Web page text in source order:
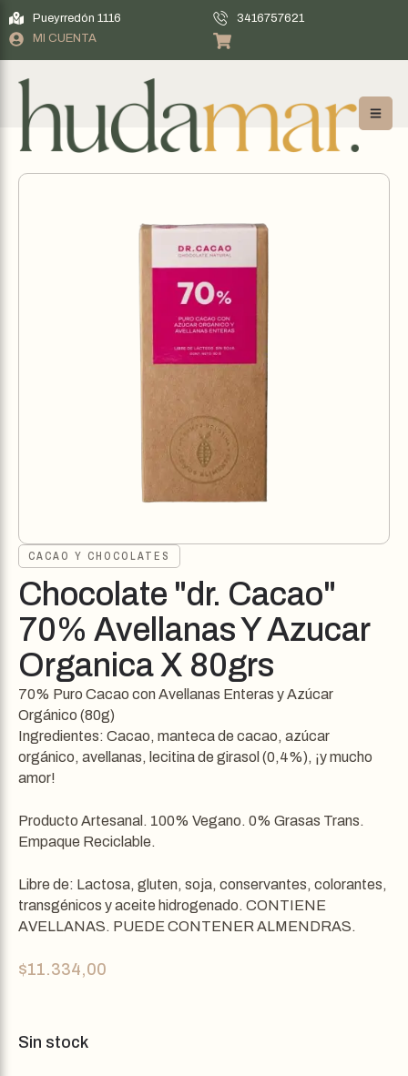
Pueyrredón 1116
3416757621
MI CUENTA
CACAO Y CHOCOLATES
Chocolate "dr. Cacao"
70% Avellanas Y Azucar
Organica X 80grs
70% Puro Cacao con Avellanas Enteras y Azúcar
Orgánico (80g)
Ingredientes: Cacao, manteca de cacao, azúcar
orgánico, avellanas, lecitina de girasol (0,4%), ¡y mucho
amor!
Producto Artesanal. 100% Vegano. 0% Grasas Trans.
Empaque Reciclable.
Libre de: Lactosa, gluten, soja, conservantes, colorantes,
transgénicos y aceite hidrogenado. CONTIENE
AVELLANAS. PUEDE CONTENER ALMENDRAS.
$11.334,00
Sin stock